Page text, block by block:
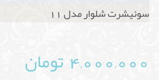
سوئیشرت شلوار مدل 11